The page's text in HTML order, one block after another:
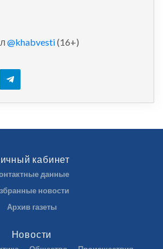
@khabvesti(16+)
кабинет
данные
новости
Архив газеты
Новости